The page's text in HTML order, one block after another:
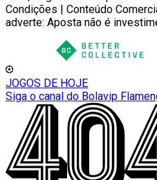
Condições | Conteúdo
adverte: Aposta não é
JOGOS DE HOJE
Siga o canal do Bolavip